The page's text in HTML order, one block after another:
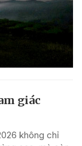
giác
không chỉ